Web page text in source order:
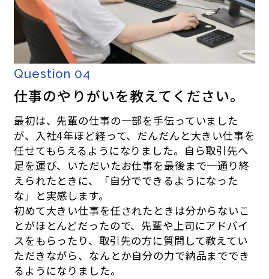
Question 04
仕事のやりがいを教えてください。
最初は、先輩の仕事の一部を手伝っていました
が、入社4年ほど経って、だんだんと大きい仕事を
任せてもらえるようになりました。自ら取引先へ
足を運び、いただいたお仕事を最後まで一通り終
えられたときに、「自分でできるようになった
な」と実感します。
初めて大きい仕事を任されたときは分からないこ
とがほとんどだったので、先輩や上司にアドバイ
スをもらったり、取引先の方に質問して教えてい
ただきながら、なんとか自分の力で納品まででき
るようになりました。